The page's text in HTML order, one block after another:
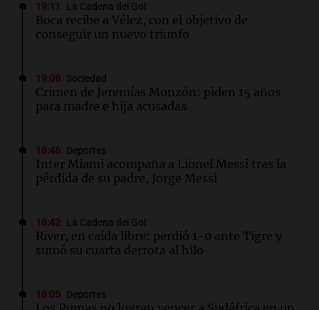
19:11 La Cadena del Gol
Boca recibe a Vélez, con el objetivo de
conseguir un nuevo triunfo
19:08 Sociedad
Crimen de Jeremías Monzón: piden 15 años
para madre e hija acusadas
18:46 Deportes
Inter Miami acompaña a Lionel Messi tras la
pérdida de su padre, Jorge Messi
18:42 La Cadena del Gol
River, en caída libre: perdió 1-0 ante Tigre y
sumó su cuarta derrota al hilo
18:05 Deportes